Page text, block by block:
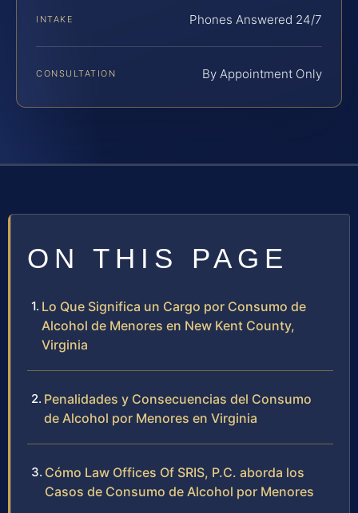
INTAKE Phones Answered 24/7
CONSULTATION By Appointment Only
ON THIS PAGE
Lo Que Significa un Cargo por Consumo de
Alcohol de Menores en New Kent County,
Virginia
Penalidades y Consecuencias del Consumo
de Alcohol por Menores en Virginia
Cómo Law Offices Of SRIS, P.C. aborda los
Casos de Consumo de Alcohol por Menores